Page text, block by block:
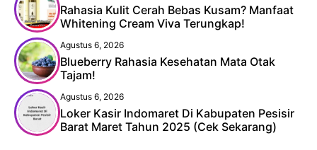
Rahasia Kulit Cerah Bebas Kusam? Manfaat
Whitening Cream Viva Terungkap!
Agustus 6, 2026
Blueberry Rahasia Kesehatan Mata Otak
Tajam!
Agustus 6, 2026
Loker Kasir Indomaret Di Kabupaten Pesisir
Barat Maret Tahun 2025 (Cek Sekarang)